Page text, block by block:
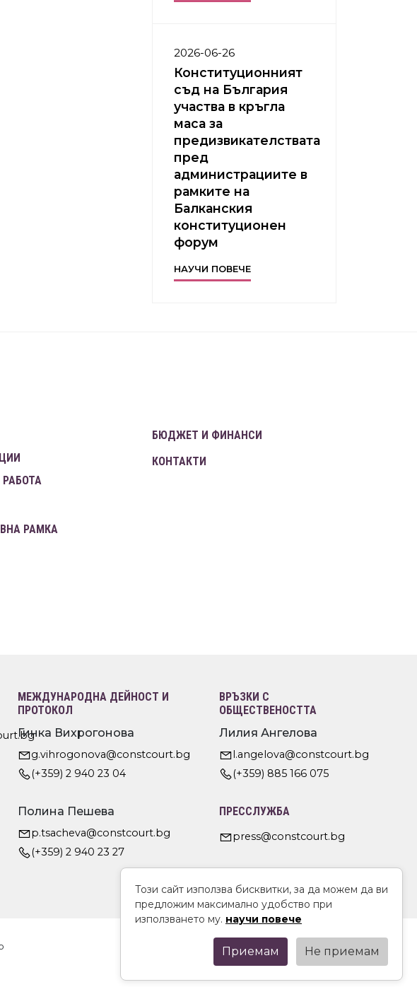
2026-06-26
Конституционният
съд на България
участва в кръгла
маса за
предизвикателствата
пред
администрациите в
рамките на
Балканския
конституционен
форум
НАУЧИ ПОВЕЧЕ
РАМКА
БЮДЖЕТ И ФИНАНСИ
КОНТАКТИ
МЕЖДУНАРОДНА ДЕЙНОСТ И
ПРОТОКОЛ
Гинка Вихрогонова
g.vihrogonova@constcourt.bg
(+359) 2 940 23 04
Полина Пешева
p.tsacheva@constcourt.bg
(+359) 2 940 23 27
ВРЪЗКИ С
ОБЩЕСТВЕНОСТТА
Лилия Ангелова
l.angelova@constcourt.bg
(+359) 885 166 075
ПРЕССЛУЖБА
press@constcourt.bg
Този сайт използва бисквитки, за да можем да ви
предложим максимално удобство при
използването му. научи повече
Приемам Не приемам